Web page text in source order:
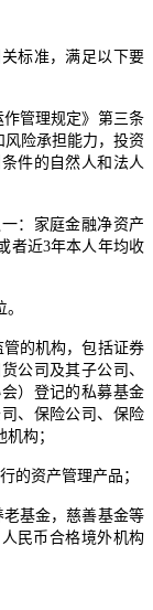
标准，满足以下要
管理规定》第三条
风险承担能力，投资
件的自然人和法人
：家庭金融净资产
者近3年本人年均收
管的机构，包括证券
公司及其子公司、
）登记的私募基金
、保险公司、保险
构；
的资产管理产品；
老基金，慈善基金等
民币合格境外机构